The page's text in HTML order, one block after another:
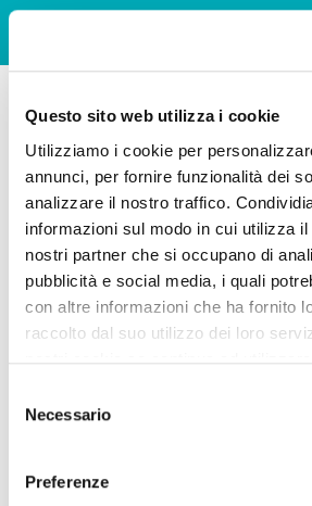
Questo sito web utilizza i cookie
Utilizziamo i cookie per
annunci, per fornire funzionalità dei
analizzare il nostro traffico.
informazioni sul modo in cui utilizza
nostri partner che si occupano di
pubblicità e social media, i quali
con altre informazioni che ha fornito
raccolto dal suo utilizzo dei loro
delNecessario
Preferenze